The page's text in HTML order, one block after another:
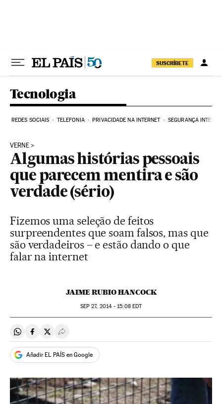
SUSCRÍBETE
Tecnologia
REDES SOCIAIS TELEFONIA PRIVACIDADE NA INTERNET SEGURANÇA
VERNE
Algumas histórias pessoais
que parecem mentira e são
verdade (sério)
Fizemos uma seleção de feitos
surpreendentes que soam falsos, mas que
são verdadeiros – e estão dando o que
falar na internet
JAIME RUBIO HANCOCK
SEP 27, 2014 - 15:08EDT
Compartir en Whatsapp
Compartir en Facebook
Compartir en Twitter
Desplegar Redes Sociales
Añadir EL PAÍS en Google